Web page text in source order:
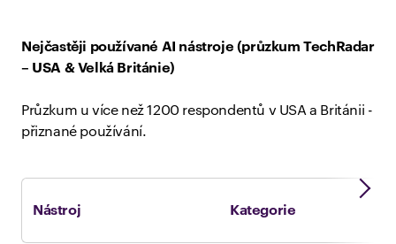
Nejčastěji používané AI nástroje (průzkum TechRadar
– USA & Velká Británie)
Průzkum u více než 1200 respondentů v USA a Británii -
přiznané používání.
Nástroj Kategorie